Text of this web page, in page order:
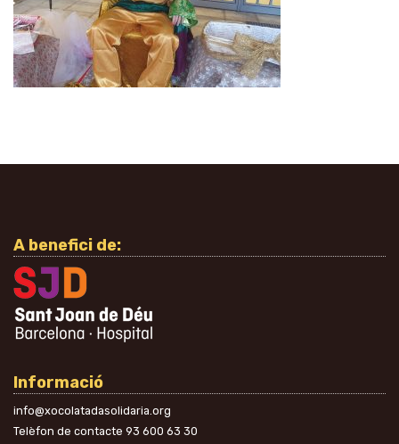
A benefici de:
Informació
info@xocolatadasolidaria.org
Telèfon de contacte 93 600 63 30